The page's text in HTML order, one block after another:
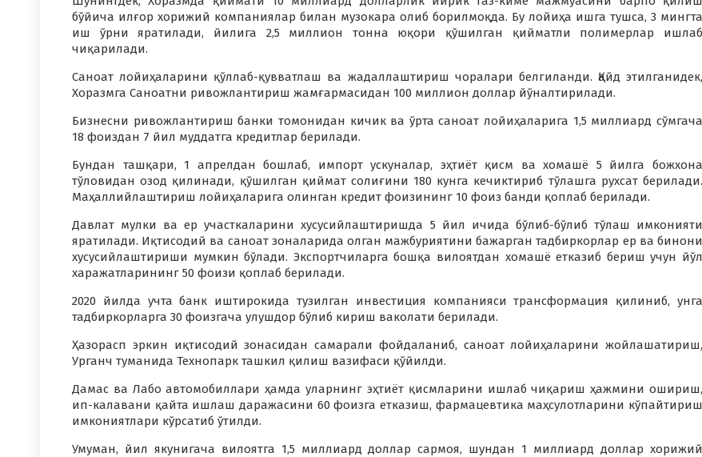
бўйича илғор хорижий компаниялар билан музокара олиб борилмоқда. Бу лойиҳа ишга тушса, 3 мингта
иш ўрни яратилади, йилига 2,5 миллион тонна юқори қўшилган қийматли полимерлар ишлаб
чиқарилади.
Саноат лойиҳаларини қўллаб-қувватлаш ва жадаллаштириш чоралари белгиланди. Қайд этилганидек,
Хоразмга Саноатни ривожлантириш жамғармасидан 100 миллион доллар йўналтирилади.
Бизнесни ривожлантириш банки томонидан кичик ва ўрта саноат лойиҳаларига 1,5 миллиард сўмгача
18 фоиздан 7 йил муддатга кредитлар берилади.
Бундан ташқари, 1 апрелдан бошлаб, импорт ускуналар, эҳтиёт қисм ва хомашё 5 йилга божхона
тўловидан озод қилинади, қўшилган қиймат солиғини 180 кунга кечиктириб тўлашга рухсат берилади.
Маҳаллийлаштириш лойиҳаларига олинган кредит фоизининг 10 фоиз банди қоплаб берилади.
Давлат мулки ва ер участкаларини хусусийлаштиришда 5 йил ичида бўлиб-бўлиб тўлаш имконияти
яратилади. Иқтисодий ва саноат зоналарида олган мажбуриятини бажарган тадбиркорлар ер ва бинони
хусусийлаштириши мумкин бўлади. Экспортчиларга бошқа вилоятдан хомашё етказиб бериш учун йўл
харажатларининг 50 фоизи қоплаб берилади.
2020 йилда учта банк иштирокида тузилган инвестиция компанияси трансформация қилиниб, унга
тадбиркорларга 30 фоизгача улушдор бўлиб кириш ваколати берилади.
Ҳазорасп эркин иқтисодий зонасидан самарали фойдаланиб, саноат лойиҳаларини жойлашатириш,
Урганч туманида Технопарк ташкил қилиш вазифаси қўйилди.
Дамас ва Лабо автомобиллари ҳамда уларнинг эҳтиёт қисмларини ишлаб чиқариш ҳажмини ошириш,
ип-калавани қайта ишлаш даражасини 60 фоизга етказиш, фармацевтика маҳсулотларини кўпайтириш
имкониятлари кўрсатиб ўтилди.
Умуман, йил якунигача вилоятга 1,5 миллиард доллар сармоя, шундан 1 миллиард доллар хорижий